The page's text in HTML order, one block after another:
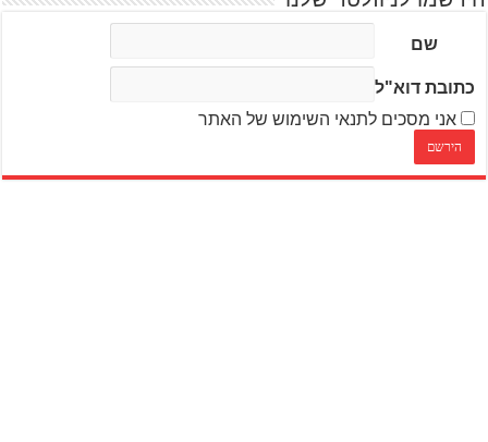
שם
כתובת דוא"ל
אני מסכים לתנאי השימוש של האתר